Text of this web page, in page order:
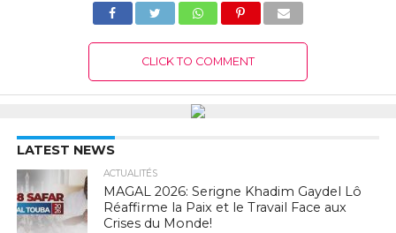
CLICK TO COMMENT
LATEST NEWS
ACTUALITÉS
MAGAL 2026: Serigne Khadim Gaydel Lô
Réaffirme la Paix et le Travail Face aux
Crises du Monde!